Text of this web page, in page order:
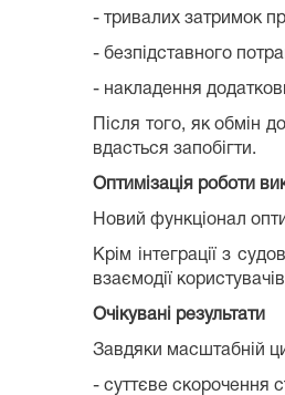
- тривалих затримок
- безпідставного
- накладення
Після того, як обмін
вдасться запобігти.
Оптимізація роботи
Новий функціонал
Крім інтеграції з
взаємодії
Очікувані результати
Завдяки масштабній
- суттєве скорочення